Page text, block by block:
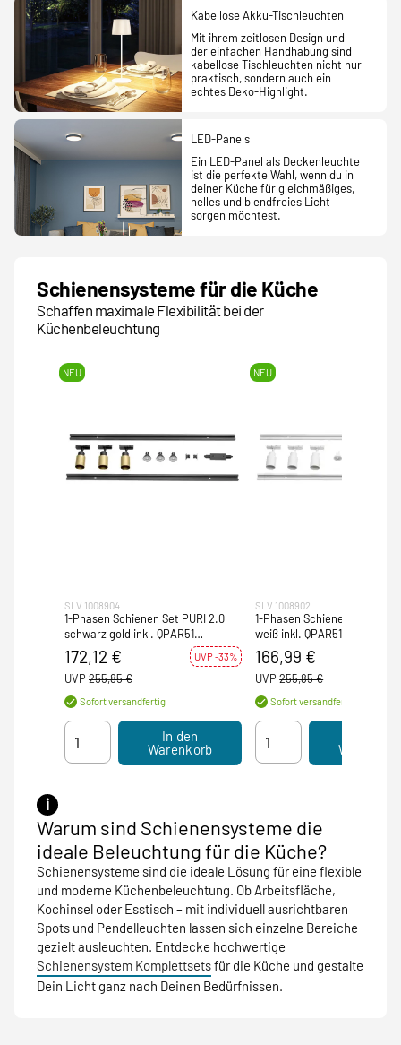
Kabellose Akku-Tischleuchten
Mit ihrem zeitlosen Design und
der einfachen Handhabung sind
kabellose Tischleuchten nicht nur
praktisch, sondern auch ein
echtes Deko-Highlight.
LED-Panels
Ein LED-Panel als Deckenleuchte
ist die perfekte Wahl, wenn du in
deiner Küche für gleichmäßiges,
helles und blendfreies Licht
sorgen möchtest.
Schienensysteme für die Küche
Schaffen maximale Flexibilität bei der
Küchenbeleuchtung
NEU
SLV 1008904
1-Phasen Schienen Set PURI 2.0
schwarz gold inkl. QPAR51
Leuchtmittel
172,12 € UVP -33%
UVP 255,85 €
Sofort versandfertig
In den
Warenkorb
NEU
SLV 1008902
1-Phasen Schienen Set PURI
weiß inkl. QPAR51
166,99 €
UVP 255,85 €
Sofort versandfertig
Warum sind Schienensysteme die
ideale Beleuchtung für die Küche?
Schienensysteme sind die ideale Lösung für eine flexible
und moderne Küchenbeleuchtung. Ob Arbeitsfläche,
Kochinsel oder Esstisch – mit individuell ausrichtbaren
Spots und Pendelleuchten lassen sich einzelne Bereiche
gezielt ausleuchten. Entdecke hochwertige
Schienensystem Komplettsetsfür die Küche und gestalte
Dein Licht ganz nach Deinen Bedürfnissen.